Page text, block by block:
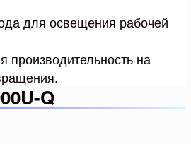
для освещения рабочей
производительность на
Q